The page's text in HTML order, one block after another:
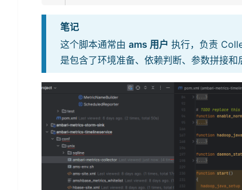
笔记
这个脚本通常由 ams 用户 执行，负责
是包含了环境准备、依赖判断、参数拼接和